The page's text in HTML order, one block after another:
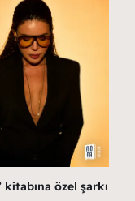
özel şarkı